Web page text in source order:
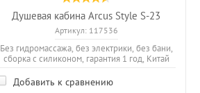
Душевая кабина Arcus Style S-23
Артикул:117536
Без гидромассажа, без электрики, без бани,
сборка с силиконом, гарантия 1 год, Китай
Добавить к сравнению